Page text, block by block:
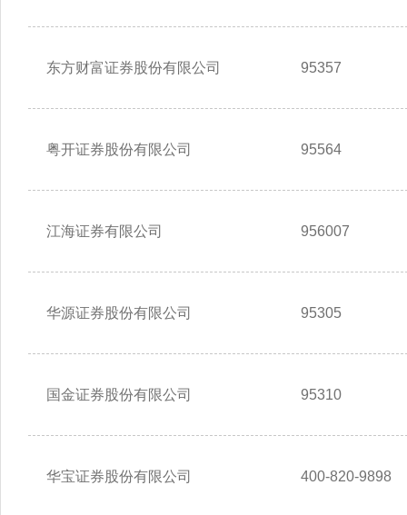
东方财富证券股份有限公司 95357
粤开证券股份有限公司 95564
江海证券有限公司 956007
华源证券股份有限公司 95305
国金证券股份有限公司 95310
华宝证券股份有限公司 400-820-9898